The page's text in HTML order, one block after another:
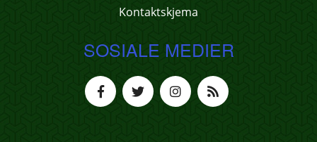
Kontaktskjema
SOSIALE MEDIER